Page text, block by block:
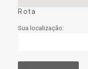
Rota
Sua localização: